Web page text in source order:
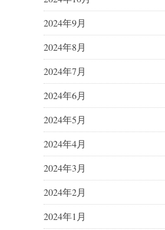
2024年9月
2024年8月
2024年7月
2024年6月
2024年5月
2024年4月
2024年3月
2024年2月
2024年1月